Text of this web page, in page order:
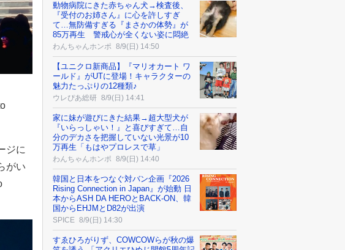
ジに
がい
動物病院にきた赤ちゃん犬→検査後、
『受付のお姉さん』に心を許しすぎ
て…無防備すぎる『まさかの体勢』が
85万再生 警戒心が全くない姿に悶絶
わんちゃんホンポ 8/9(日) 14:50
【ユニクロ新商品】『マリオカート ワ
ールド』がUTに登場！キャラクターの
魅力たっぷりの12種類♪
ウレぴあ総研 8/9(日) 14:41
家に妹が遊びにきた結果→超大型犬が
『いらっしゃい！』と喜びすぎて…自
分のデカさを把握していない光景が10
万再生「もはやプロレスで草」
わんちゃんホンポ 8/9(日) 14:40
韓国と日本をつなぐ対バン企画『2026
Rising Connection in Japan』が始動 日
本からASH DA HEROとBACK-ON、韓
国からEHJMとD82が出演
SPICE 8/9(日) 14:30
すゑひろがりず、COWCOWらが秋の爆